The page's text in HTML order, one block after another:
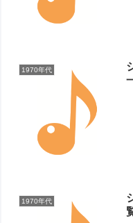
1970年代
1970年代